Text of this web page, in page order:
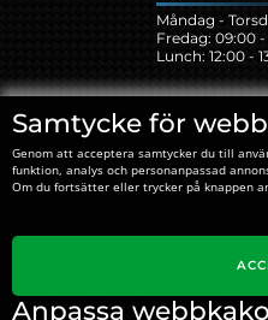
Samtycke för
Genom att acceptera samtycker du till
funktion, analys och personanpassad
Om du fortsätter eller trycker på knappen
Anpassa
Måndag -
Fredag: 09:00 -
Lunch: 12:00 -